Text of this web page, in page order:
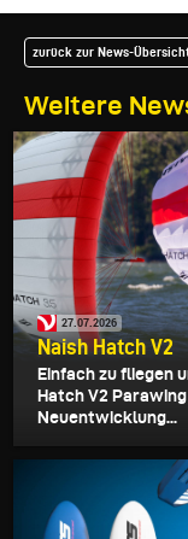
Weitere
zurück zur News-
27.07.2026
Naish Hatch V2
Einfach zu fliegen
Hatch V2
Neuentwicklung...